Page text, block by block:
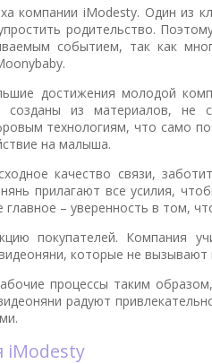
компании iModesty. Один из
родительство.
событием, так как
достижения молодой
созданы из материалов, не
технологиям, что само
на малыша.
качество связи,
прилагают все усилия,
– уверенность в том,
покупателей. Компания
которые не вызывают
процессы таким
радуют
iModesty